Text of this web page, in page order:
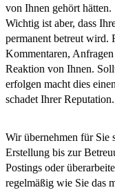
von Ihnen gehört hätten.
Wichtig ist aber, dass
permanent betreut wird.
Kommentaren,
Reaktion von Ihnen.
erfolgen macht dies
schadet Ihrer Reputation.
Wir übernehmen für Sie
Erstellung bis zur
Postings oder
regelmäßig wie Sie das